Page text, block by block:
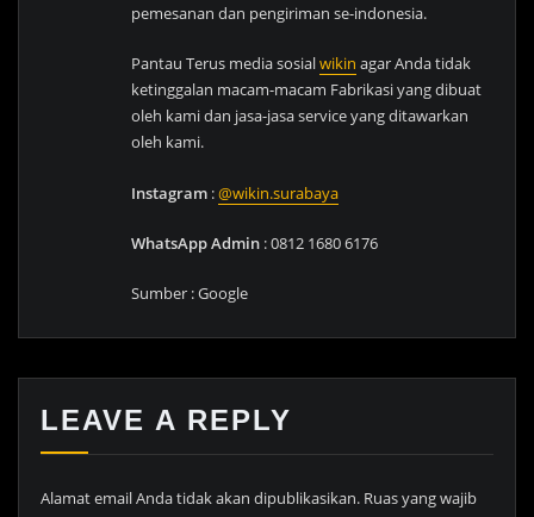
pemesanan dan pengiriman se-indonesia.
Pantau Terus media sosialwikin agar Anda tidak
ketinggalan macam-macam Fabrikasi yang dibuat
oleh kami dan jasa-jasa service yang ditawarkan
oleh kami.
Instagram :@wikin.surabaya
WhatsApp Admin : 0812 1680 6176
Sumber : Google
LEAVE A REPLY
Alamat email Anda tidak akan dipublikasikan. Ruas yang wajib